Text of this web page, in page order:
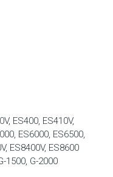
ES400, ES410V,
ES6000, ES6500,
ES8400V, ES8600
1500, G-2000